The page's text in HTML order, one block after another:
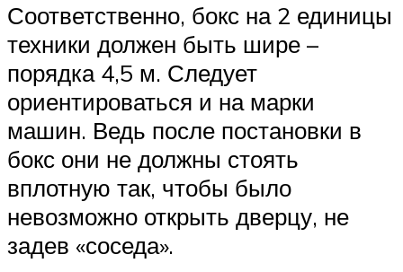
Соответственно, бокс на 2 единицы
техники должен быть шире –
порядка 4,5 м. Следует
ориентироваться и на марки
машин. Ведь после постановки в
бокс они не должны стоять
вплотную так, чтобы было
невозможно открыть дверцу, не
задев «соседа».